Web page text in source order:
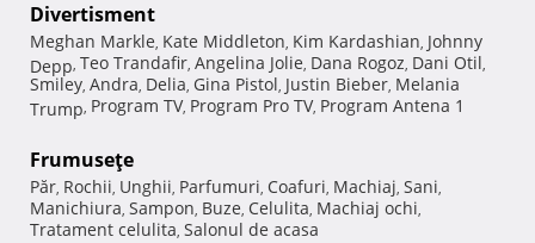
Divertisment
Meghan Markle, Kate Middleton, Kim Kardashian, Johnny
Depp, Teo Trandafir, Angelina Jolie, Dana Rogoz, Dani Otil,
Smiley, Andra, Delia, Gina Pistol, Justin Bieber, Melania
Trump, Program TV, Program Pro TV, Program Antena 1
Frumuseţe
Păr, Rochii, Unghii, Parfumuri, Coafuri, Machiaj, Sani,
Manichiura, Sampon, Buze, Celulita, Machiaj ochi,
Tratament celulita, Salonul de acasa